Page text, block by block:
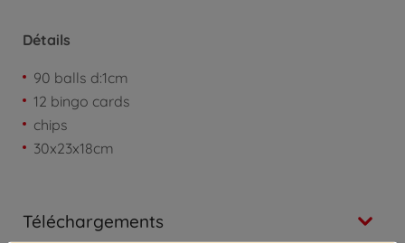
Détails
90 balls d:1cm
12 bingo cards
chips
30x23x18cm
Téléchargements